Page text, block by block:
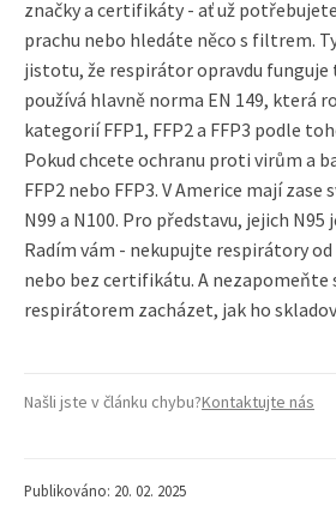
značky a certifikáty - ať už
prachu nebo hledáte něco s filtrem.
jistotu, že respirátor opravdu funguje
používá hlavně norma EN 149, která
kategorií FFP1, FFP2 a FFP3 podle
Pokud chcete ochranu proti virům a
FFP2 nebo FFP3. V Americe mají zase
N99 a N100. Pro představu, jejich N95
Radím vám - nekupujte respirátory
nebo bez certifikátu. A nezapomeňte
respirátorem zacházet, jak ho
Našli jste v článku chybu?Kontaktujte nás
Publikováno: 20. 02. 2025